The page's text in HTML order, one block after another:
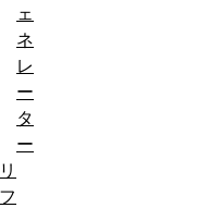
ェ
ネ
レ
ー
タ
ー
リ
フ